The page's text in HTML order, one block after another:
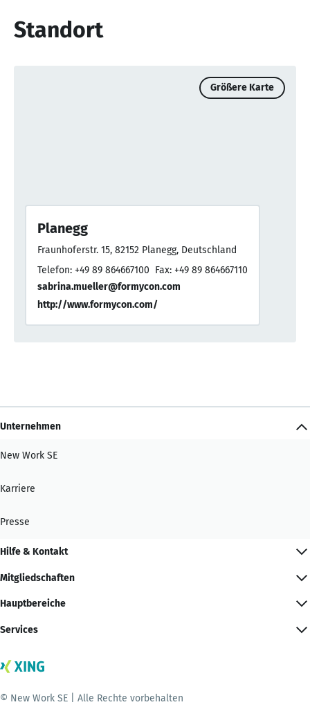
Standort
Größere Karte
Planegg
Fraunhoferstr. 15, 82152 Planegg, Deutschland
Telefon: +49 89 864667100 Fax: +49 89 864667110
sabrina.mueller@formycon.com
http://www.formycon.com/
Unternehmen
New Work SE
Karriere
Presse
Hilfe & Kontakt
Mitgliedschaften
Hauptbereiche
Services
© New Work SE | Alle Rechte vorbehalten